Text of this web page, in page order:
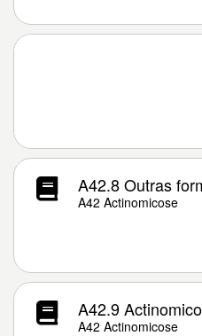
A42.8 Outras
A42 Actinomicose
A42.9
A42 Actinomicose